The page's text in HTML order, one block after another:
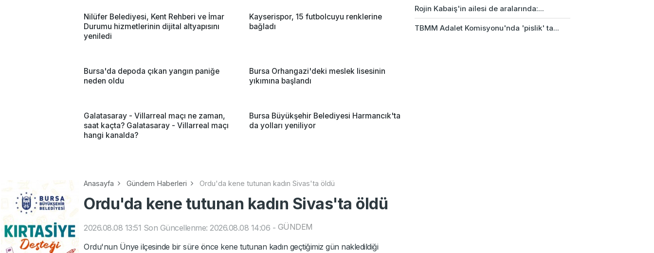
Nilüfer Belediyesi, Kent Rehberi ve İmar
Durumu hizmetlerinin dijital altyapısını
yeniledi
Kayserispor, 15 futbolcuyu renklerine
bağladı
Bursa'da depoda çıkan yangın paniğe
neden oldu
Bursa Orhangazi'deki meslek lisesinin
yıkımına başlandı
Galatasaray - Villarreal maçı ne zaman,
saat kaçta? Galatasaray - Villarreal maçı
hangi kanalda?
Bursa Büyükşehir Belediyesi Harmancık'ta
da yolları yeniliyor
Rojin Kabaiş'in ailesi de aralarında:...
TBMM Adalet Komisyonu'nda 'pislik' ta...
Anasayfa Gündem Haberleri Ordu'da kene tutunan kadın Sivas'ta öldü
Ordu'da kene tutunan kadın Sivas'ta öldü
2026.08.08 13:51 Son Güncellenme: 2026.08.08 14:06 - GÜNDEM
Ordu'nun Ünye ilçesinde bir süre önce kene tutunan kadın geçtiğimiz gün nakledildiği